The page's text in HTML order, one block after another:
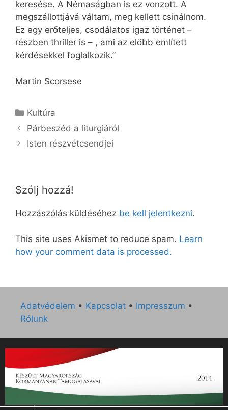
keresése. A Némaságban is ez vonzott. A
megszállottjává váltam, meg kellett csinálnom.
Ez egy erőteljes, csodálatos igaz történet –
részben thriller is – , ami az előbb említett
kérdésekkel foglalkozik.”
Martin Scorsese
Kategória
Kultúra
Párbeszéd a liturgiáról
Isten részvétcsendjei
Szólj hozzá!
Hozzászólás küldéséhez be kell jelentkezni.
This site uses Akismet to reduce spam. Learn
how your comment data is processed.
Adatvédelem • Kapcsolat • Impresszum •
Rólunk